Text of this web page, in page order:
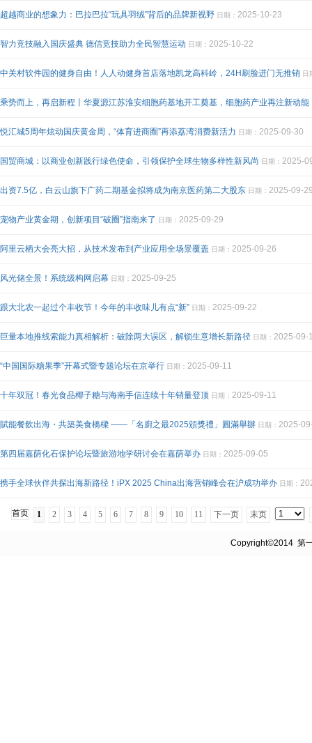
超越商业的想象力：巴拉巴拉“玩具羽绒”背后的品牌新视野 日期： 2025-10-23
智力竞技融入国庆盛典 德信竞技助力全民智慧运动 日期： 2025-10-22
中关村软件园的健身自由！人人动健身首店落地凯龙高科岭，24H刷脸进门无推销 日
乘势而上，再启新程丨华夏源江苏淮安细胞药基地开工奠基，细胞药产业再注新动能
悦汇城5周年炫动国庆黄金周，“体育进商圈”再添荔湾消费新活力 日期： 2025-09-30
国贸商城：以商业创新践行绿色使命，引领保护全球生物多样性新风尚 日期： 2025-
出资7.5亿，白云山旗下广药二期基金拟将成为南京医药第二大股东 日期： 2025-09-
宠物产业黄金期，创新项目“破圈”指南来了 日期： 2025-09-29
阿里云栖大会亮大招，从技术发布到产业应用全场景覆盖 日期： 2025-09-26
风光储全景！系统级构网启幕 日期： 2025-09-25
跟大北农一起过个丰收节！今年的丰收味儿有点“新” 日期： 2025-09-22
巨量本地推线索能力真相解析：破除两大误区，解锁生意增长新路径 日期： 2025-09-
“中国国际糖果季”开幕式暨专题论坛在京举行 日期： 2025-09-11
十年双冠！春光食品椰子糖与海南手信连续十年销量登顶 日期： 2025-09-11
賦能餐飲出海・共築美食橋樑 ——「名廚之最2025頒獎禮」圓滿舉辦 日期： 2025-
第四届嘉荫化石保护论坛暨旅游地学研讨会在嘉荫举办 日期： 2025-09-05
携手全球伙伴共探出海新路径！iPX 2025 China出海营销峰会在沪成功举办 日期：
首页 1 2 3 4 5 6 7 8 9 10 11 下一页 末页
Copyright©2014 第